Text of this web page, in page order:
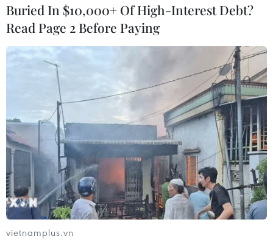
Theo dõi VietnamPlus
TIN LIÊN QUAN
Buried In $10,000+ Of High-Interest Debt?
Read Page 2 Before Paying
vietnamplus.vn